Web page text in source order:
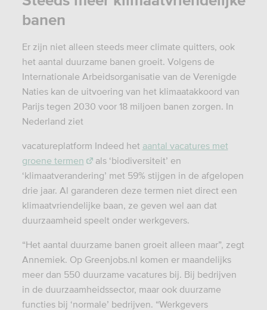
banen
Er zijn niet alleen steeds meer climate quitters, ook
het aantal duurzame banen groeit. Volgens de
Internationale Arbeidsorganisatie van de Verenigde
Naties kan de uitvoering van het klimaatakkoord van
Parijs tegen 2030 voor 18 miljoen banen zorgen. In
Nederland ziet
vacatureplatform Indeed het aantal vacatures met
groene termen
als ‘biodiversiteit’ en
‘klimaatverandering’ met 59% stijgen in de afgelopen
drie jaar. Al garanderen deze termen niet direct een
klimaatvriendelijke baan, ze geven wel aan dat
duurzaamheid speelt onder werkgevers.
“Het aantal duurzame banen groeit alleen maar”, zegt
Annemiek. Op Greenjobs.nl komen er maandelijks
meer dan 550 duurzame vacatures bij. Bij bedrijven
in de duurzaamheidssector, maar ook duurzame
functies bij ‘normale’ bedrijven. “Werkgevers